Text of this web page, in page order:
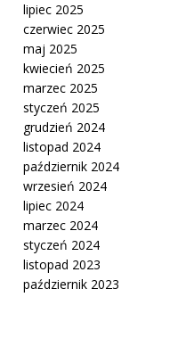
lipiec 2025
czerwiec 2025
maj 2025
kwiecień 2025
marzec 2025
styczeń 2025
grudzień 2024
listopad 2024
październik 2024
wrzesień 2024
lipiec 2024
marzec 2024
styczeń 2024
listopad 2023
październik 2023